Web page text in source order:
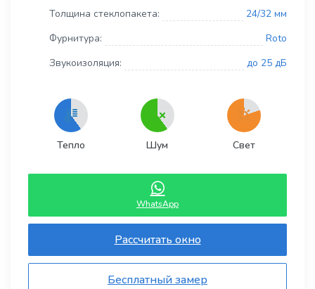
Толщина стеклопакета:
24/32 мм
Фурнитура:
Roto
Звукоизоляция:
до 25 дБ
Тепло Шум Свет
WhatsApp
Рассчитать окно
Бесплатный замер